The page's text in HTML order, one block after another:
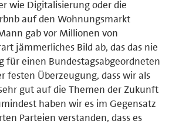
wie Digitalisierung oder die
auf den Wohnungsmarkt
gab vor Millionen von
jämmerliches Bild ab, das das nie
für einen Bundestagsabgeordneten
festen Überzeugung, dass wir als
gut auf die Themen der Zukunft
haben wir es im Gegensatz
Parteien verstanden, dass es